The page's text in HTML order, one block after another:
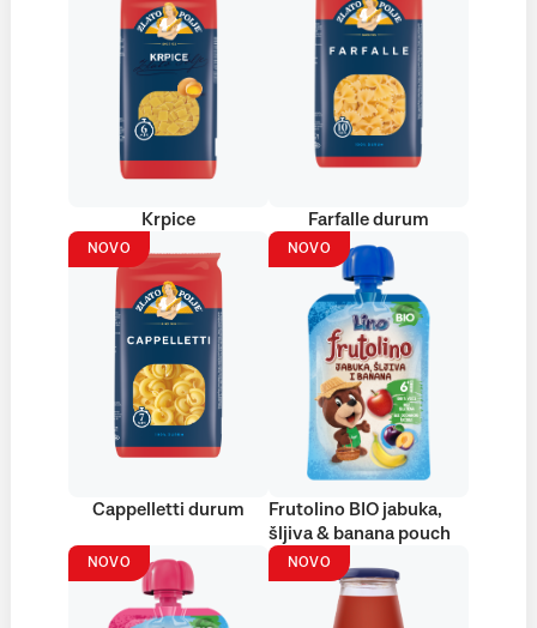
Krpice Farfalle durum
NOVO
Cappelletti durum
NOVO
Frutolino BIO jabuka,
šljiva & banana pouch
NOVO NOVO